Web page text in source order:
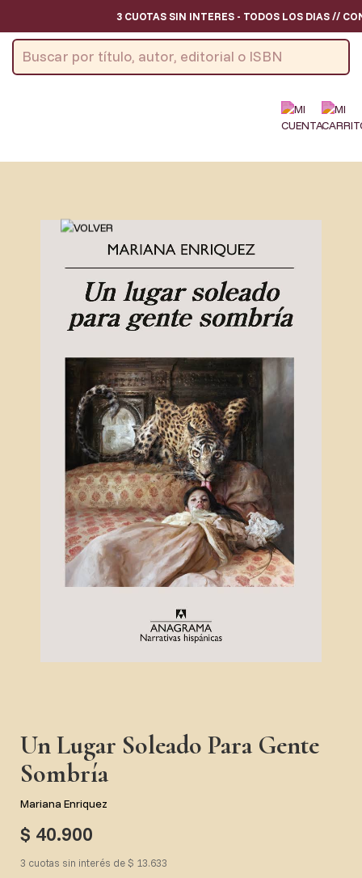
3 CUOTAS SIN INTERES - TODOS LOS DIAS //
Un Lugar Soleado Para Gente
Sombría
Mariana Enriquez
$ 40.900
3 cuotas sin interés de $ 13.633